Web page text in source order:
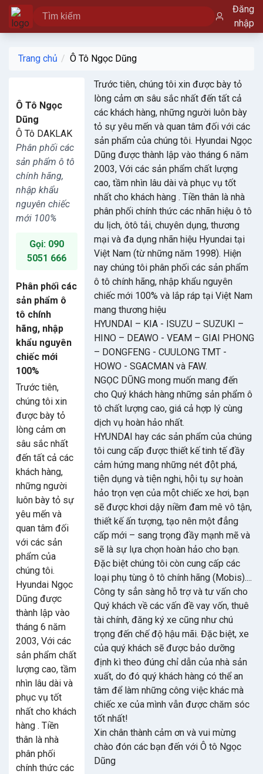
Đăng
nhập
Trang chủ Ô Tô Ngọc Dũng
Ô Tô Ngọc
Dũng
Ô Tô DAKLAK
Phân phối các
sản phẩm ô tô
chính hãng,
nhập khẩu
nguyên chiếc
mới 100%
Gọi: 090
5051 666
Phân phối các
sản phẩm ô
tô chính
hãng, nhập
khẩu nguyên
chiếc mới
100%
Trước tiên,
chúng tôi xin
được bày tỏ
lòng cảm ơn
sâu sắc nhất
đến tất cả các
khách hàng,
những người
luôn bày tỏ sự
yêu mến và
quan tâm đối
với các sản
phẩm của
chúng tôi.
Hyundai Ngọc
Dũng được
thành lập vào
tháng 6 năm
2003, Với các
sản phẩm chất
lượng cao, tầm
nhìn lâu dài và
phục vụ tốt
nhất cho khách
hàng . Tiền
thân là nhà
phân phối
chính thức các
Trước tiên, chúng tôi xin được bày tỏ
lòng cảm ơn sâu sắc nhất đến tất cả
các khách hàng, những người luôn bày
tỏ sự yêu mến và quan tâm đối với các
sản phẩm của chúng tôi. Hyundai Ngọc
Dũng được thành lập vào tháng 6 năm
2003, Với các sản phẩm chất lượng
cao, tầm nhìn lâu dài và phục vụ tốt
nhất cho khách hàng . Tiền thân là nhà
phân phối chính thức các nhãn hiệu ô tô
du lịch, ôtô tải, chuyên dụng, thương
mại và đa dụng nhãn hiệu Hyundai tại
Việt Nam (từ những năm 1998). Hiện
nay chúng tôi phân phối các sản phẩm
ô tô chính hãng, nhập khẩu nguyên
chiếc mới 100% và lắp ráp tại Việt Nam
mang thương hiệu
HYUNDAI – KIA - ISUZU – SUZUKI –
HINO – DEAWO - VEAM – GIAI PHONG
– DONGFENG - CUULONG TMT -
HOWO - SGACMAN và FAW.
NGỌC DŨNG mong muốn mang đến
cho Quý khách hàng những sản phẩm ô
tô chất lượng cao, giá cả hợp lý cùng
dịch vụ hoàn hảo nhất.
HYUNDAI hay các sản phẩm của chúng
tôi cung cấp được thiết kế tinh tế đầy
cảm hứng mang những nét đột phá,
tiện dụng và tiện nghi, hội tụ sự hoàn
hảo trọn vẹn của một chiếc xe hơi, bạn
sẽ được khơi dậy niềm đam mê vô tận,
thiết kế ấn tượng, tạo nên một đẳng
cấp mới – sang trọng đầy mạnh mẽ và
sẽ là sự lựa chọn hoàn hảo cho bạn.
Đặc biệt chúng tôi còn cung cấp các
loại phụ tùng ô tô chính hãng (Mobis)....
Công ty sẳn sàng hỗ trợ và tư vấn cho
Quý khách về các vấn đề vay vốn, thuê
tài chính, đăng ký xe cũng như chú
trọng đến chế độ hậu mãi. Đặc biệt, xe
của quý khách sẽ được bảo dưỡng
định kì theo đúng chỉ dẫn của nhà sản
xuất, do đó quý khách hàng có thể an
tâm để làm những công việc khác mà
chiếc xe của mình vẫn được chăm sóc
tốt nhất!
Xin chân thành cảm ơn và vui mừng
chào đón các bạn đến với Ô tô Ngọc
Dũng